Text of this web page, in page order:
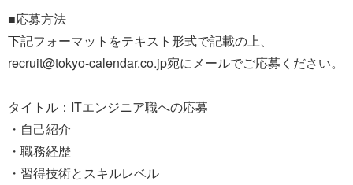
■応募方法
下記フォーマットをテキスト形式で記載の上、
recruit@tokyo-calendar.co.jp宛にメールでご応募ください。
タイトル：ITエンジニア職への応募
・自己紹介
・職務経歴
・習得技術とスキルレベル